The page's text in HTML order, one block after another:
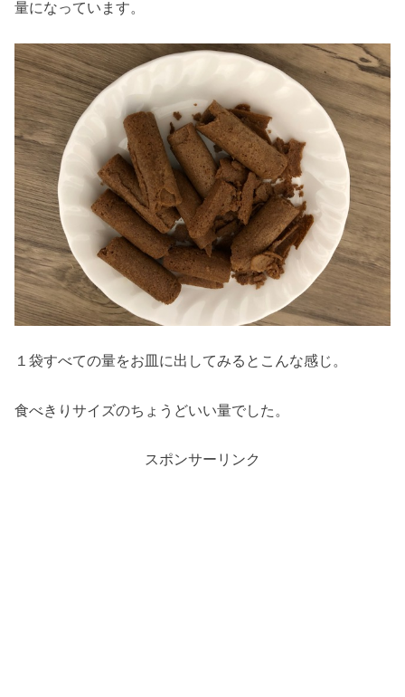
量になっています。
１袋すべての量をお皿に出してみるとこんな感じ。
食べきりサイズのちょうどいい量でした。
スポンサーリンク